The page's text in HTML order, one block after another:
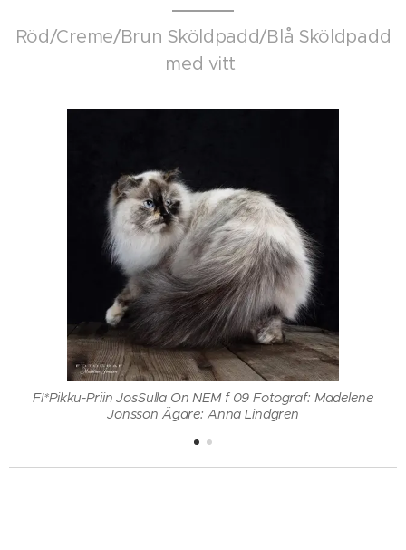
Röd/Creme/Brun Sköldpadd/Blå Sköldpadd
med vitt
FI*Pikku-Priin JosSulla On NEM f 09 Fotograf: Madelene
Jonsson Ägare: Anna Lindgren